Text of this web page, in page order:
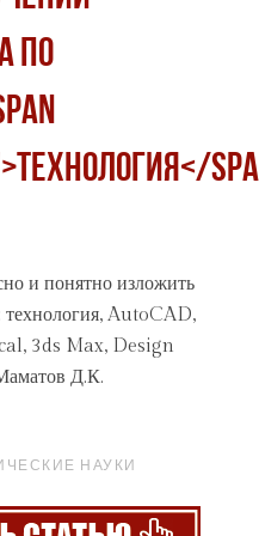
ПО
и понятно изложить
технология, AutoCAD,
3ds Max, Design
Д.К.
НАУКИ